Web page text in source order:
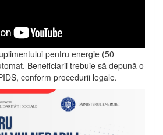
pentru energie (50
Beneficiarii trebuie să depună o
conform procedurii legale.